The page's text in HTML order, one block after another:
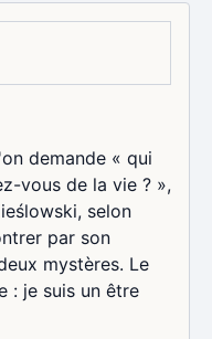
demande « qui
vous de la vie ? »,
selon
par son
mystères. Le
: je suis un être